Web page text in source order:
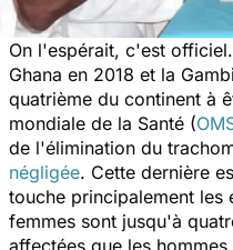
On l'espérait, c'est
Ghana en 2018 et la
quatrième du continent à
mondiale de la Santé (
de l'élimination du
négligée. Cette dernière
touche principalement les
femmes sont jusqu'à
affectées que les